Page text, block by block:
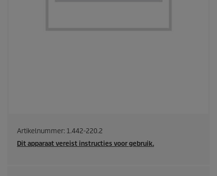
Artikelnummer: 1.442-220.2
Dit apparaat vereist instructies voor gebruik.